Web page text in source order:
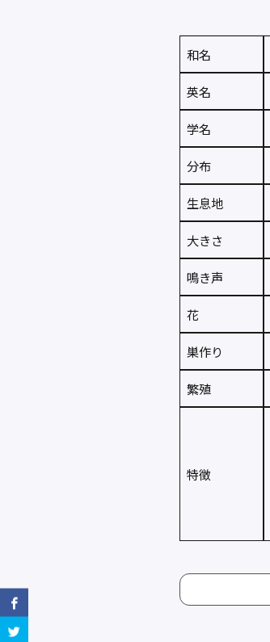
和名
英名
学名
分布
生息地
大きさ
鳴き声
花
巣作り
繁殖
特徴